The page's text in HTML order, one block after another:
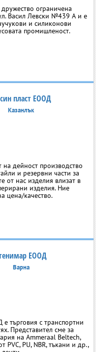
ограничена
Васил Левски №439 А и е
и силиконови
промишленост.
пласт ЕООД
Казанлък
дейност производство
и резервни части за
от нас изделия влизат в
изделия. Ние
цена/качество.
ЕООД
Варна
търговия с транспортни
Представител сме за
на Ammeraal Beltech,
PVC, PU, NBR, тъкани и др.,